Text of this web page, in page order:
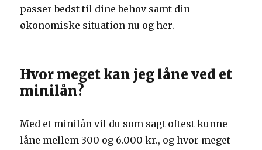
passer bedst til dine behov samt din
økonomiske situation nu og her.
Hvor meget kan jeg låne ved et
minilån?
Med et minilån vil du som sagt oftest kunne
låne mellem 300 og 6.000 kr., og hvor meget